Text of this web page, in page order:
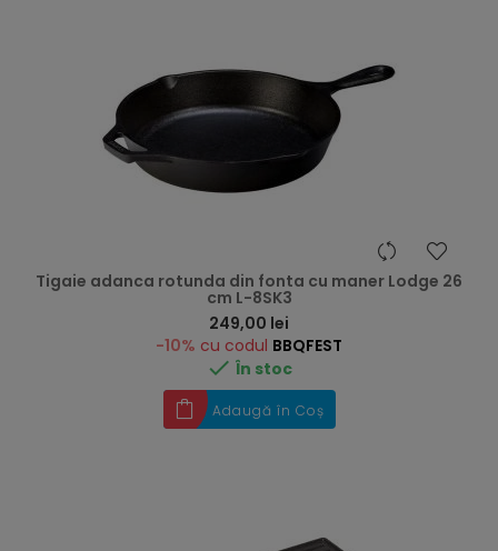
Tigaie adanca rotunda din fonta cu maner Lodge 26
cm L-8SK3
249,00 lei
-10% cu codul BBQFEST
 În stoc
Adaugă în Coș